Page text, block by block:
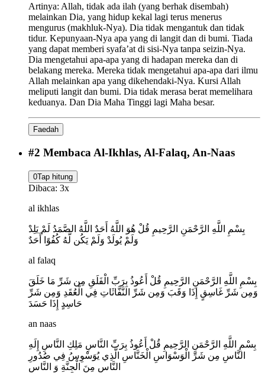
Artinya: Allah, tidak ada ilah (yang berhak disembah)
melainkan Dia, yang hidup kekal lagi terus menerus
mengurus (makhluk-Nya). Dia tidak mengantuk dan tidak
tidur. Kepunyaan-Nya apa yang di langit dan di bumi. Tiada
yang dapat memberi syafa’at di sisi-Nya tanpa seizin-Nya.
Dia mengetahui apa-apa yang di hadapan mereka dan di
belakang mereka. Mereka tidak mengetahui apa-apa dari ilmu
Allah melainkan apa yang dikehendaki-Nya. Kursi Allah
meliputi langit dan bumi. Dia tidak merasa berat memelihara
keduanya. Dan Dia Maha Tinggi lagi Maha besar.
Faedah
#2 Membaca Al-Ikhlas, Al-Falaq, An-Naas
0Tap hitung
Dibaca: 3x
al ikhlas
بِسْمِ اللَّهِ الرَّحْمَنِ الرَّحِيمِ قُلْ هُوَ اللَّهُ أَحَدٌ اللَّهُ الصَّمَدُ لَمْ يَلِدْ
وَلَمْ يُولَدْ وَلَمْ يَكُن لَّهُ كُفُوًا أَحَدٌ
al falaq
بِسْمِ اللَّهِ الرَّحْمَنِ الرَّحِيمِ قُلْ أَعُوذُ بِرَبِّ الْفَلَقِ مِن شَرِّ مَا خَلَقَ
وَمِن شَرِّ غَاسِقٍ إِذَا وَقَبَ وَمِن شَرِّ النَّفَّاثَاتِ فِي الْعُقَدِ وَمِن شَرِّ
حَاسِدٍ إِذَا حَسَدَ
an naas
بِسْمِ اللَّهِ الرَّحْمَنِ الرَّحِيمِ قُلْ أَعُوذُ بِرَبِّ النَّاسِ مَلِكِ النَّاسِ إِلَهِ
النَّاسِ مِن شَرِّ الْوَسْوَاسِ الْخَنَّاسِ الَّذِي يُوَسْوِسُ فِي صُدُورِ
النَّاسِ مِنَ الْجِنَّةِ وَ النَّاسِ